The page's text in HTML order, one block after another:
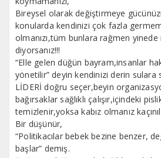
Bireysel olarak değiştirmeye
konularda kendinizi çok fazla
olmanızı,tüm bunlara rağmen
diyorsanız!!!
“Elle gelen düğün bayram,insanlar
yönetilir” deyin kendinizi derin sulara
LİDERİ doğru seçer,beyin
bağırsaklar sağlıklı çalışır,içindeki
temizlenir,yoksa kabız olmanız
Bir düşünür,
“Politikacılar bebek bezine benzer,
başlar” demiş.